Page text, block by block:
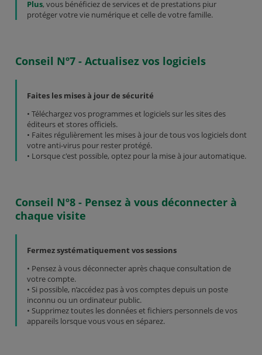
Plus, vous bénéficiez de services et de prestations piur
protéger votre vie numérique et celle de votre famille.
Conseil Nº7 - Actualisez vos logiciels
Faites les mises à jour de sécurité
• Téléchargez vos programmes et logiciels sur les sites des
éditeurs et stores officiels.
• Faites régulièrement les mises à jour de tous vos logiciels dont
votre anti-virus pour rester protégé.
• Lorsque c'est possible, optez pour la mise à jour automatique.
Conseil Nº8 - Pensez à vous déconnecter à
chaque visite
Fermez systématiquement vos sessions
• Pensez à vous déconnecter après chaque consultation de
votre compte.
• Si possible, n’accédez pas à vos comptes depuis un poste
inconnu ou un ordinateur public.
• Supprimez toutes les données et fichiers personnels de vos
appareils lorsque vous vous en séparez.